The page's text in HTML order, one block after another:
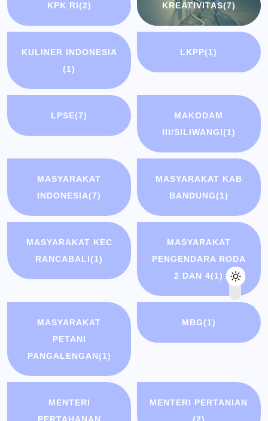
KPK RI(2) KREATIVITAS(7)
KULINER INDONESIA
(1)
LKPP(1)
LPSE(7)
MAKODAM
III/SILIWANGI(1)
MASYARAKAT
INDONESIA(7)
MASYARAKAT KAB
BANDUNG(1)
MASYARAKAT KEC
RANCABALI(1)
MASYARAKAT
PENGENDARA RODA
2 DAN 4(1)
MASYARAKAT
PETANI
PANGALENGAN(1)
MBG(1)
MENTERI
MENTERI PERTANIAN